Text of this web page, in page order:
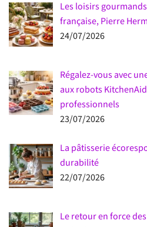
Les loisirs
française, Pierre
24/07/2026
Régalez-vous avec
aux robots
professionnels
23/07/2026
La pâtisserie
durabilité
22/07/2026
Le retour en force